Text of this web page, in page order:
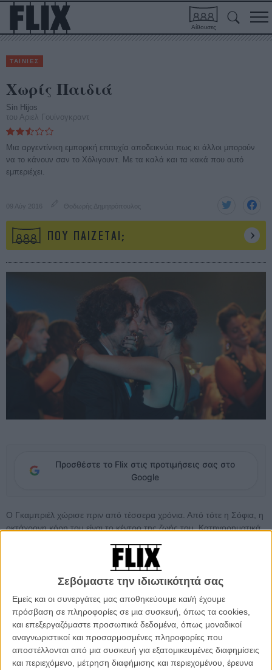
Σεβόμαστε την ιδιωτικότητά σας
Εμείς και οι συνεργάτες μας αποθηκεύουμε και/ή έχουμε
πρόσβαση σε πληροφορίες σε μια συσκευή, όπως τα cookies,
και επεξεργαζόμαστε προσωπικά δεδομένα, όπως μοναδικοί
αναγνωριστικοί και προσαρμοσμένες πληροφορίες που
αποστέλλονται από μια συσκευή για εξατομικευμένες διαφημίσεις
και περιεχόμενο, μέτρηση διαφήμισης και περιεχομένου, έρευνα
Αίθουσες
ΤΑΙΝΙΕΣ
Χωρίς Παιδιά
Sin Hijos
του Αριελ Γουίνογκραντ
Μια αργεντίνικη εμπορική επιτυχία αποδεικνύει πως κι άλλοι μπορούν
να το κάνουν σαν το Χόλιγουντ. Με τα καλά και τα κακά που αυτό
εμπεριέχει.
09 Αύγ 2016 Θοδωρής Δημητρόπουλος
ΠΟΥ ΠΑΙΖΕΤΑΙ;
Προσθέστε το Flix στις προτιμήσεις σας στο
Google
Ο Γκαμπριέλ χώρισε πριν από τέσσερα χρόνια. Από τότε η Σόφια, η
οκτάχρονη κόρη του είναι το κέντρο της ζωής του. Κατηγορηματικά
ενέργειά στην κόρη και τη δουλειά του. Μέχρι τη στιγμή που στην
ζωή του θα μπει η Βίκυ μια όμορφη, ανεξάρτητη και γεμάτη
αυτοπεποίθηση γυναίκα που στην πρώτη τους συνάντηση, και
της όρο σε οποιαδήποτε νέα γνωριμία: δεν θα κάνει ποτέ σχέση με
κάποιον που έχει παιδιά. Πριν καν το καταλάβει, ο Γκαμπριέλ της
αποκρύπτει ότι είναι πατέρας, ξεκινώντας ένα καθημερινό
«μαρτύριο» ψεμάτων και ελιγμών προκειμένου να μην τη χάσει από
τη ζωή του.